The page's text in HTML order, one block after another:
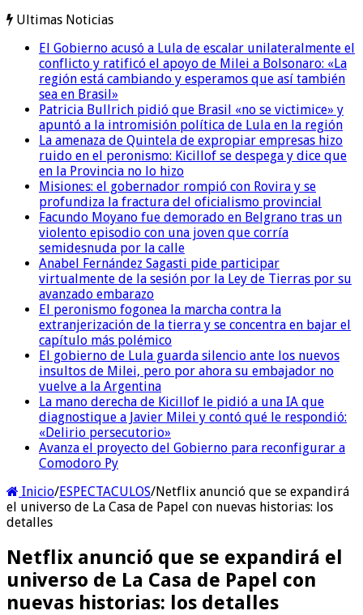
Ultimas Noticias
El Gobierno acusó a Lula de escalar unilateralmente el
conflicto y ratificó el apoyo de Milei a Bolsonaro: «La
región está cambiando y esperamos que así también
sea en Brasil»
Patricia Bullrich pidió que Brasil «no se victimice» y
apuntó a la intromisión política de Lula en la región
La amenaza de Quintela de expropiar empresas hizo
ruido en el peronismo: Kicillof se despega y dice que
en la Provincia no lo hizo
Misiones: el gobernador rompió con Rovira y se
profundiza la fractura del oficialismo provincial
Facundo Moyano fue demorado en Belgrano tras un
violento episodio con una joven que corría
semidesnuda por la calle
Anabel Fernández Sagasti pide participar
virtualmente de la sesión por la Ley de Tierras por su
avanzado embarazo
El peronismo fogonea la marcha contra la
extranjerización de la tierra y se concentra en bajar el
capítulo más polémico
El gobierno de Lula guarda silencio ante los nuevos
insultos de Milei, pero por ahora su embajador no
vuelve a la Argentina
La mano derecha de Kicillof le pidió a una IA que
diagnostique a Javier Milei y contó qué le respondió:
«Delirio persecutorio»
Avanza el proyecto del Gobierno para reconfigurar a
Comodoro Py
Inicio/ESPECTACULOS/Netflix anunció que se expandirá
el universo de La Casa de Papel con nuevas historias: los
detalles
Netflix anunció que se expandirá el
universo de La Casa de Papel con
nuevas historias: los detalles